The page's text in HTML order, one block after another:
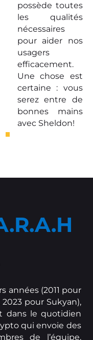
possède toutes
les qualités
nécessaires
pour aider nos
usagers
efficacement.
Une chose est
certaine : vous
serez entre de
bonnes mains
avec Sheldon!
années (2011 pour
2023 pour Sukyan),
dans le quotidien
qui envoie des
de l’équipe,